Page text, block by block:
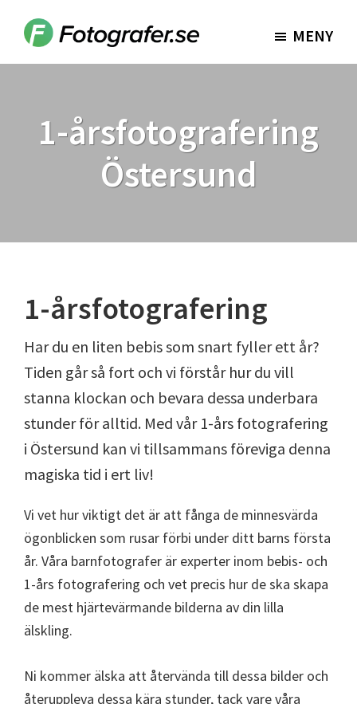
Fotografer.se MENY
1-årsfotografering
Östersund
1-årsfotografering
Har du en liten bebis som snart fyller ett år?
Tiden går så fort och vi förstår hur du vill
stanna klockan och bevara dessa underbara
stunder för alltid. Med vår 1-års fotografering
i Östersund kan vi tillsammans föreviga denna
magiska tid i ert liv!
Vi vet hur viktigt det är att fånga de minnesvärda
ögonblicken som rusar förbi under ditt barns första
år. Våra barnfotografer är experter inom bebis- och
1-års fotografering och vet precis hur de ska skapa
de mest hjärtevärmande bilderna av din lilla
älskling.
Ni kommer älska att återvända till dessa bilder och
återuppleva dessa kära stunder, tack vare våra